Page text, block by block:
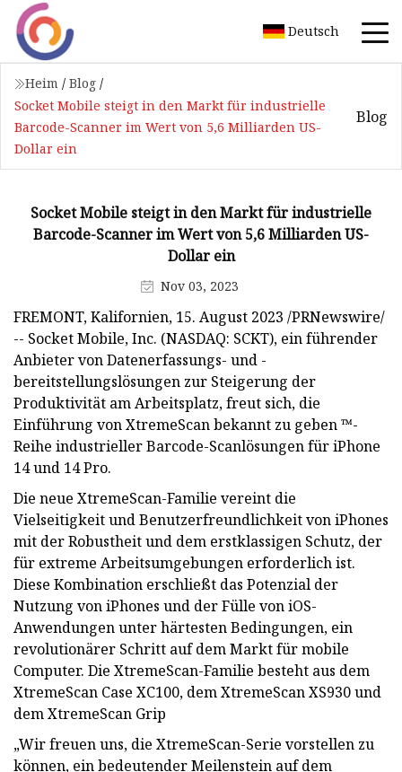
Deutsch
Heim / Blog /
Socket Mobile steigt in den Markt für industrielle
Barcode-Scanner im Wert von 5,6 Milliarden US-
Dollar ein
Blog
Socket Mobile steigt in den Markt für industrielle
Barcode-Scanner im Wert von 5,6 Milliarden US-
Dollar ein
Nov 03, 2023
FREMONT, Kalifornien, 15. August 2023 /PRNewswire/
-- Socket Mobile, Inc. (NASDAQ: SCKT), ein führender
Anbieter von Datenerfassungs- und -
bereitstellungslösungen zur Steigerung der
Produktivität am Arbeitsplatz, freut sich, die
Einführung von XtremeScan bekannt zu geben ™-
Reihe industrieller Barcode-Scanlösungen für iPhone
14 und 14 Pro.
Die neue XtremeScan-Familie vereint die
Vielseitigkeit und Benutzerfreundlichkeit von iPhones
mit der Robustheit und dem erstklassigen Schutz, der
für extreme Arbeitsumgebungen erforderlich ist.
Diese Kombination erschließt das Potenzial der
Nutzung von iPhones und der Fülle von iOS-
Anwendungen unter härtesten Bedingungen, ein
revolutionärer Schritt auf dem Markt für mobile
Computer. Die XtremeScan-Familie besteht aus dem
XtremeScan Case XC100, dem XtremeScan XS930 und
dem XtremeScan Grip
„Wir freuen uns, die XtremeScan-Serie vorstellen zu
können, ein bedeutender Meilenstein auf dem